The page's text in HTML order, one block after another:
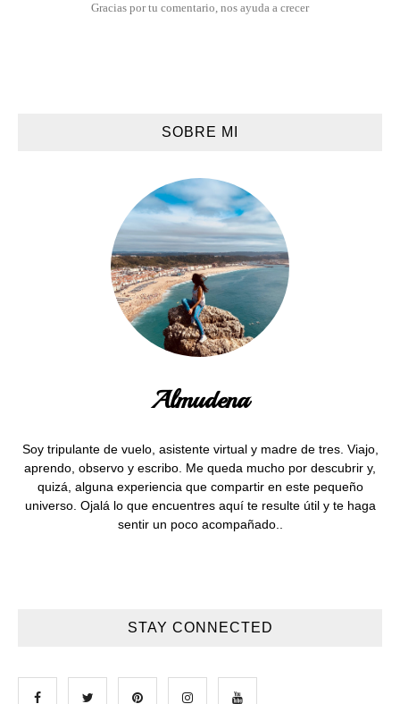
Gracias por tu comentario, nos ayuda a crecer
SOBRE MI
Almudena
Soy tripulante de vuelo, asistente virtual y madre de tres. Viajo,
aprendo, observo y escribo. Me queda mucho por descubrir y,
quizá, alguna experiencia que compartir en este pequeño
universo. Ojalá lo que encuentres aquí te resulte útil y te haga
sentir un poco acompañado..
STAY CONNECTED